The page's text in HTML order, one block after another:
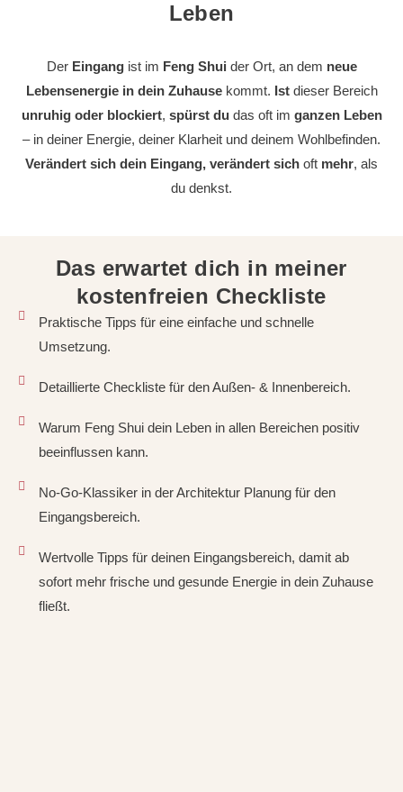
Leben
Der Eingangist im Feng Shui der Ort, an dem neue
Lebensenergie in dein Zuhausekommt. Istdieser Bereich
unruhig oder blockiert, spürst du das oft im ganzen Leben
– in deiner Energie, deiner Klarheit und deinem Wohlbefinden.
Verändert sich dein Eingang, verändert sich oft mehr, als
du denkst.
Das erwartet dich in meiner
kostenfreien Checkliste
Praktische Tipps für eine einfache und schnelle
Umsetzung.
Detaillierte Checkliste für den Außen- & Innenbereich.
Warum Feng Shui dein Leben in allen Bereichen positiv
beeinflussen kann.
No-Go-Klassiker in der Architektur Planung für den
Eingangsbereich.
Wertvolle Tipps für deinen Eingangsbereich, damit ab
sofort mehr frische und gesunde Energie in dein Zuhause
fließt.